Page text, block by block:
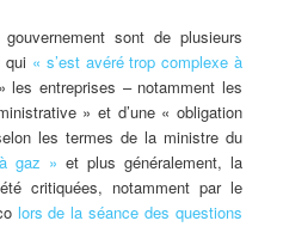
sont de plusieurs
qui « s’est avéré trop complexe à
les entreprises – notamment les
» et d’une « obligation
les termes de la ministre du
gaz » et plus généralement, la
critiquées, notamment par le
lors de la séance des questions